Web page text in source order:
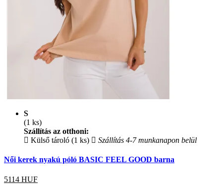
S
(1 ks)
Szállítás az otthoni:
Külső tároló (1 ks)
Szállítás 4-7 munkanapon belül
Női kerek nyakú póló BASIC FEEL GOOD barna
5114 HUF